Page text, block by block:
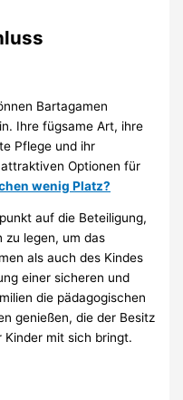
Bartagamen
Ihre fügsame Art, ihre
Pflege und ihr
Optionen für
wenig Platz?
auf die Beteiligung,
zu legen, um das
als auch des Kindes
einer sicheren und
die pädagogischen
genießen, die der Besitz
Kinder mit sich bringt.